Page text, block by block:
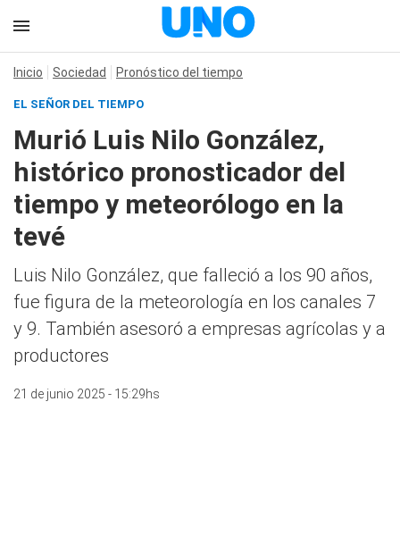
Inicio Sociedad Pronóstico del tiempo
EL SEÑOR DEL TIEMPO
Murió Luis Nilo González,
histórico pronosticador del
tiempo y meteorólogo en la
tevé
Luis Nilo González, que falleció a los 90 años,
fue figura de la meteorología en los canales 7
y 9. También asesoró a empresas agrícolas y a
productores
21 de junio 2025 - 15:29hs